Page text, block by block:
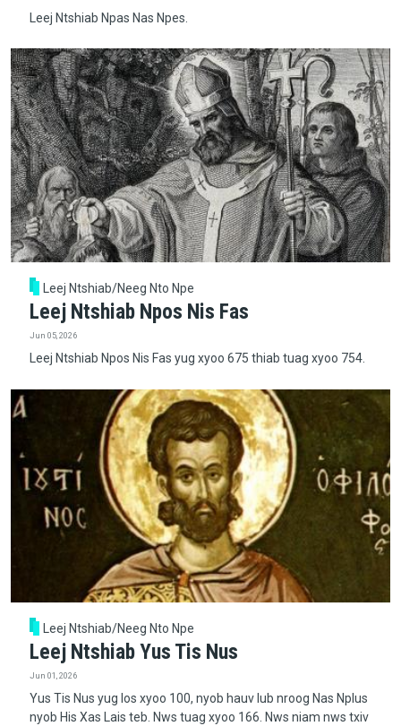
Leej Ntshiab Npas Nas Npes.
Leej Ntshiab/Neeg Nto Npe
Leej Ntshiab Npos Nis Fas
Jun 05, 2026
Leej Ntshiab Npos Nis Fas yug xyoo 675 thiab tuag xyoo 754.
Leej Ntshiab/Neeg Nto Npe
Leej Ntshiab Yus Tis Nus
Jun 01, 2026
Yus Tis Nus yug los xyoo 100, nyob hauv lub nroog Nas Nplus
nyob His Xas Lais teb. Nws tuag xyoo 166. Nws niam nws txiv